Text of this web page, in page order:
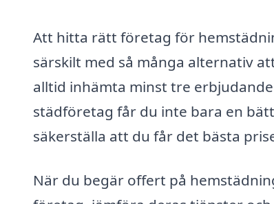
Att hitta rätt företag för
särskilt med så många alternativ
alltid inhämta minst tre
städföretag får du inte bara en
säkerställa att du får det bästa
När du begär offert på